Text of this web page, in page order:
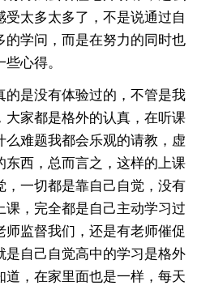
太多太多了，不是说通过自
的学问，而是在努力的同时也
心得。
是没有体验过的，不管是我
大家都是格外的认真，在听课
么难题我都会乐观的请教，虚
东西，总而言之，这样的上课
，一切都是靠自己自觉，没有
，完全都是自己主动学习过
监督我们，还是有老师催促
是自己自觉高中的学习是格外
道，在家里面也是一样，每天